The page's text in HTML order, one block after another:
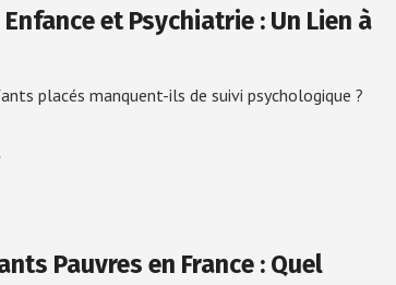
et Psychiatrie : Un Lien à
placés manquent-ils de suivi psychologique ?
Pauvres en France : Quel